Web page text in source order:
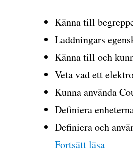
Känna till
Laddningars
Känna till och
Veta vad ett
Kunna använda
Definiera
Definiera och
Fortsätt läsa
Laddningar